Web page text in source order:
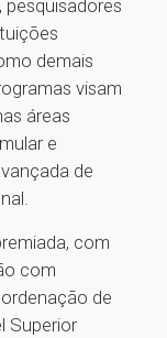
demais
visam
áreas
e
de
com
com
de
Superior